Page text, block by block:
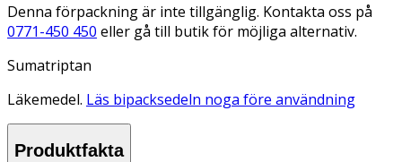
Denna förpackning är inte tillgänglig. Kontakta oss på
0771-450 450 eller gå till butik för möjliga alternativ.
Sumatriptan
Läkemedel. Läs bipacksedeln noga före användning
Produktfakta